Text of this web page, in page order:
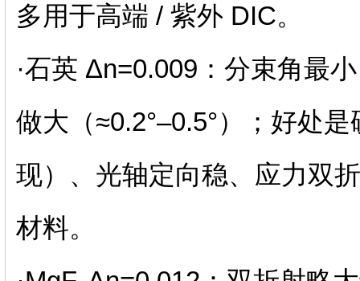
多用于高端 / 紫外 DIC。
·石英 Δn=0.009：分束角最
做大（≈0.2°–0.5°）；好处
现）、光轴定向稳、应力双
材料。